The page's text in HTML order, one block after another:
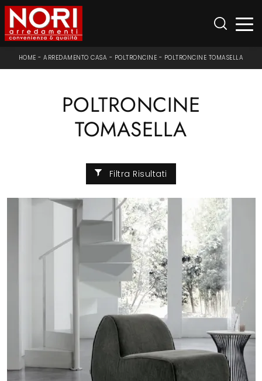
HOME -ARREDAMENTO CASA - POLTRONCINE - POLTRONCINE TOMASELLA
POLTRONCINE
TOMASELLA
Filtra Risultati